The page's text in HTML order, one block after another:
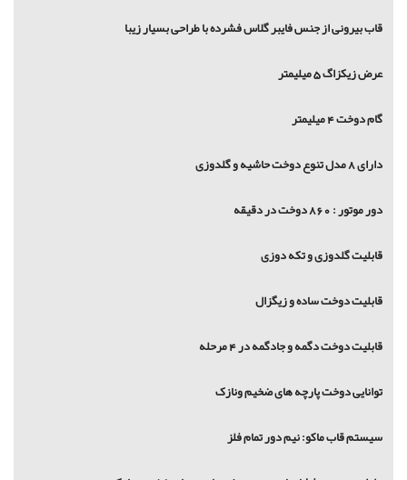
قاب بیرونی از جنس فایبر گلاس فشرده با طراحی بسیار زیبا
عرض زیکزاگ 5 میلیمتر
گام دوخت 4 میلیمتر
دارای 8 مدل تنوع دوخت حاشیه و گلدوزی
دور موتور : 860 دوخت در دقیقه
قابلیت گلدوزی و تکه دوزی
قابلیت دوخت ساده و زیگزال
قابلیت دوخت دگمه و جادگمه در 4 مرحله
توانایی دوخت پارچه های ضخیم ونازک
سیستم قاب ماکو: نیم دور تمام فلز